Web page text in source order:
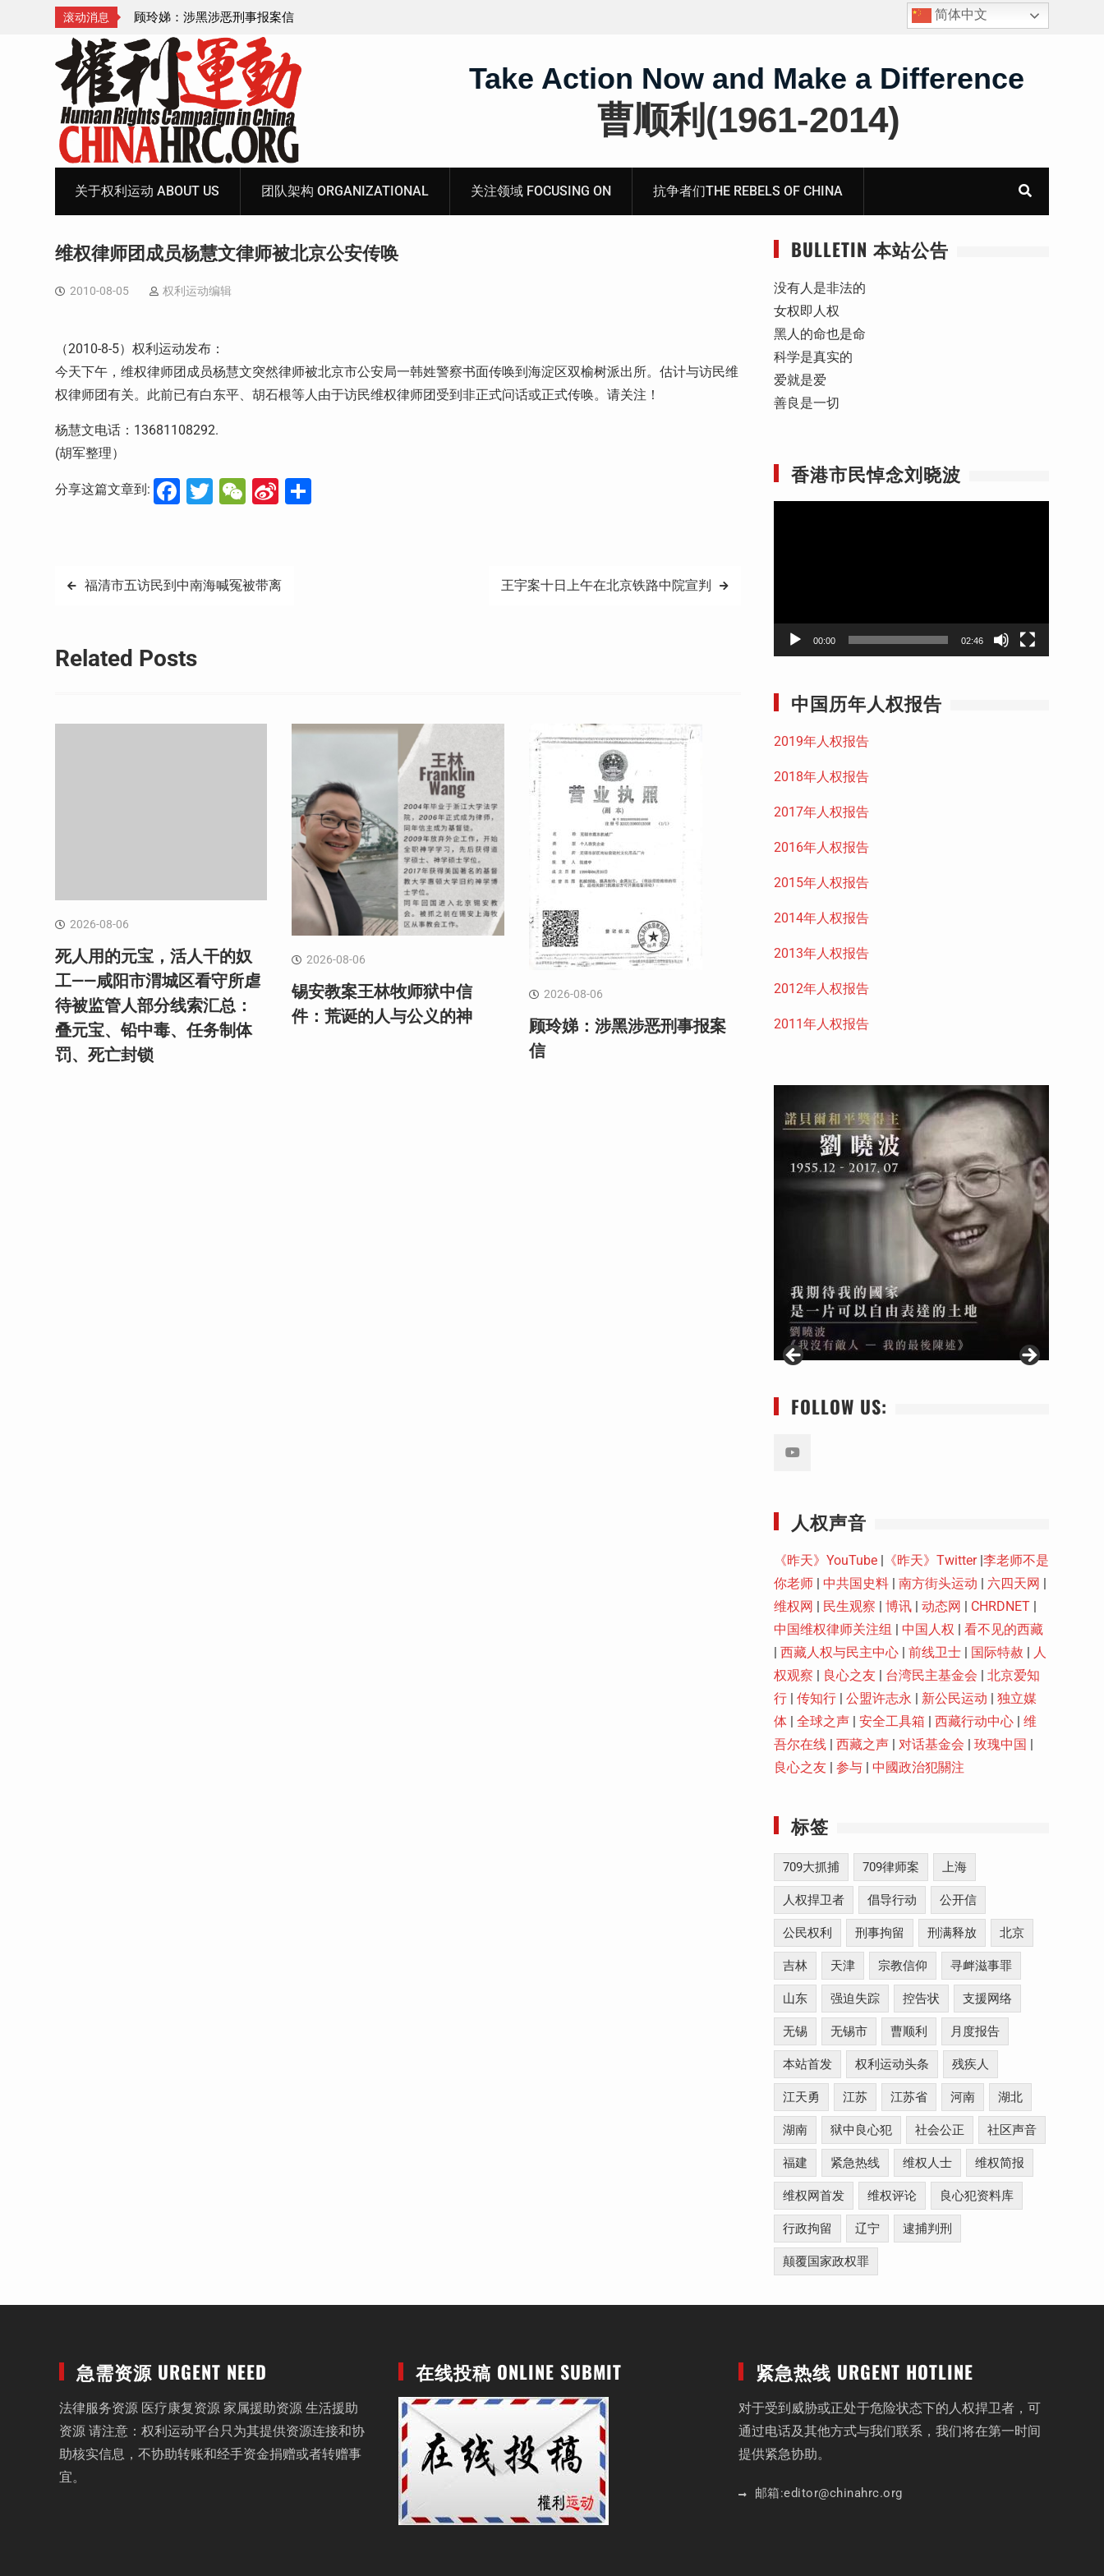
滚动消息
娣：涉黑涉恶刑事报案信
无锡市新吴区江溪街道访民顾玲娣书面涉黑涉恶刑事报
简体中文
Take Action Now and Make a Difference
曹顺利(1961-2014)
关于权利运动 ABOUT US 团队架构 ORGANIZATIONAL 关注领域 FOCUSING ON 抗争者们THE REBELS OF CHINA
维权律师团成员杨慧文律师被北京公安传唤
2010-08-05 权利运动编辑
（2010-8-5）权利运动发布：
今天下午，维权律师团成员杨慧文突然律师被北京市公安局一韩姓警察书面传唤到海淀区双榆树派出所。估计与访民维
权律师团有关。此前已有白东平、胡石根等人由于访民维权律师团受到非正式问话或正式传唤。请关注！
杨慧文电话：13681108292.
(胡军整理）
分享这篇文章到: Facebook
Twitter
WeChat
Sina
文
导
福清市五访民到中南海喊冤被带离 王宇案十日上午在北京铁路中院宣判
Related Posts
2026-08-06
死人用的元宝，活人干的奴
工——咸阳市渭城区看守所虐
待被监管人部分线索汇总：
叠元宝、铅中毒、任务制体
罚、死亡封锁
2026-08-06
锡安教案王林牧师狱中信
件：荒诞的人与公义的神
2026-08-06
顾玲娣：涉黑涉恶刑事报案
信
BULLETIN 本站公告
没有人是非法的
女权即人权
黑人的命也是命
科学是真实的
爱就是爱
善良是一切
香港市民悼念刘晓波
00:00 02:46
中国历年人权报告
2019年人权报告
2018年人权报告
2017年人权报告
2016年人权报告
2015年人权报告
2014年人权报告
2013年人权报告
2012年人权报告
2011年人权报告
FOLLOW US:
人权声音
《昨天》YouTube | 《昨天》Twitter|李老师不是
你老师 | 中共国史料 | 南方街头运动 | 六四天网 |
维权网 | 民生观察 | 博讯 | 动态网 | CHRDNET |
中国维权律师关注组 | 中国人权 | 看不见的西藏
| 西藏人权与民主中心 | 前线卫士 | 国际特赦 | 人
权观察 | 良心之友 | 台湾民主基金会 | 北京爱知
行 | 传知行 | 公盟许志永 | 新公民运动 | 独立媒
体 | 全球之声 | 安全工具箱 | 西藏行动中心 | 维
吾尔在线 | 西藏之声 | 对话基金会 | 玫瑰中国 |
良心之友 | 参与 | 中國政治犯關注
标签
709大抓捕 709律师案 上海
人权捍卫者 倡导行动 公开信
公民权利 刑事拘留 刑满释放 北京
吉林 天津 宗教信仰 寻衅滋事罪
山东 强迫失踪 控告状 支援网络
无锡 无锡市 曹顺利 月度报告
本站首发 权利运动头条 残疾人
江天勇 江苏 江苏省 河南 湖北
湖南 狱中良心犯 社会公正 社区声音
福建 紧急热线 维权人士 维权简报
维权网首发 维权评论 良心犯资料库
行政拘留 辽宁 逮捕判刑
颠覆国家政权罪
急需资源 URGENT NEED
法律服务资源 医疗康复资源 家属援助资源 生活援助
资源 请注意：权利运动平台只为其提供资源连接和协
助核实信息，不协助转账和经手资金捐赠或者转赠事
宜。
在线投稿 ONLINE SUBMIT 紧急热线 URGENT HOTLINE
对于受到威胁或正处于危险状态下的人权捍卫者，可
通过电话及其他方式与我们联系，我们将在第一时间
提供紧急协助。
邮箱:editor@chinahrc.org